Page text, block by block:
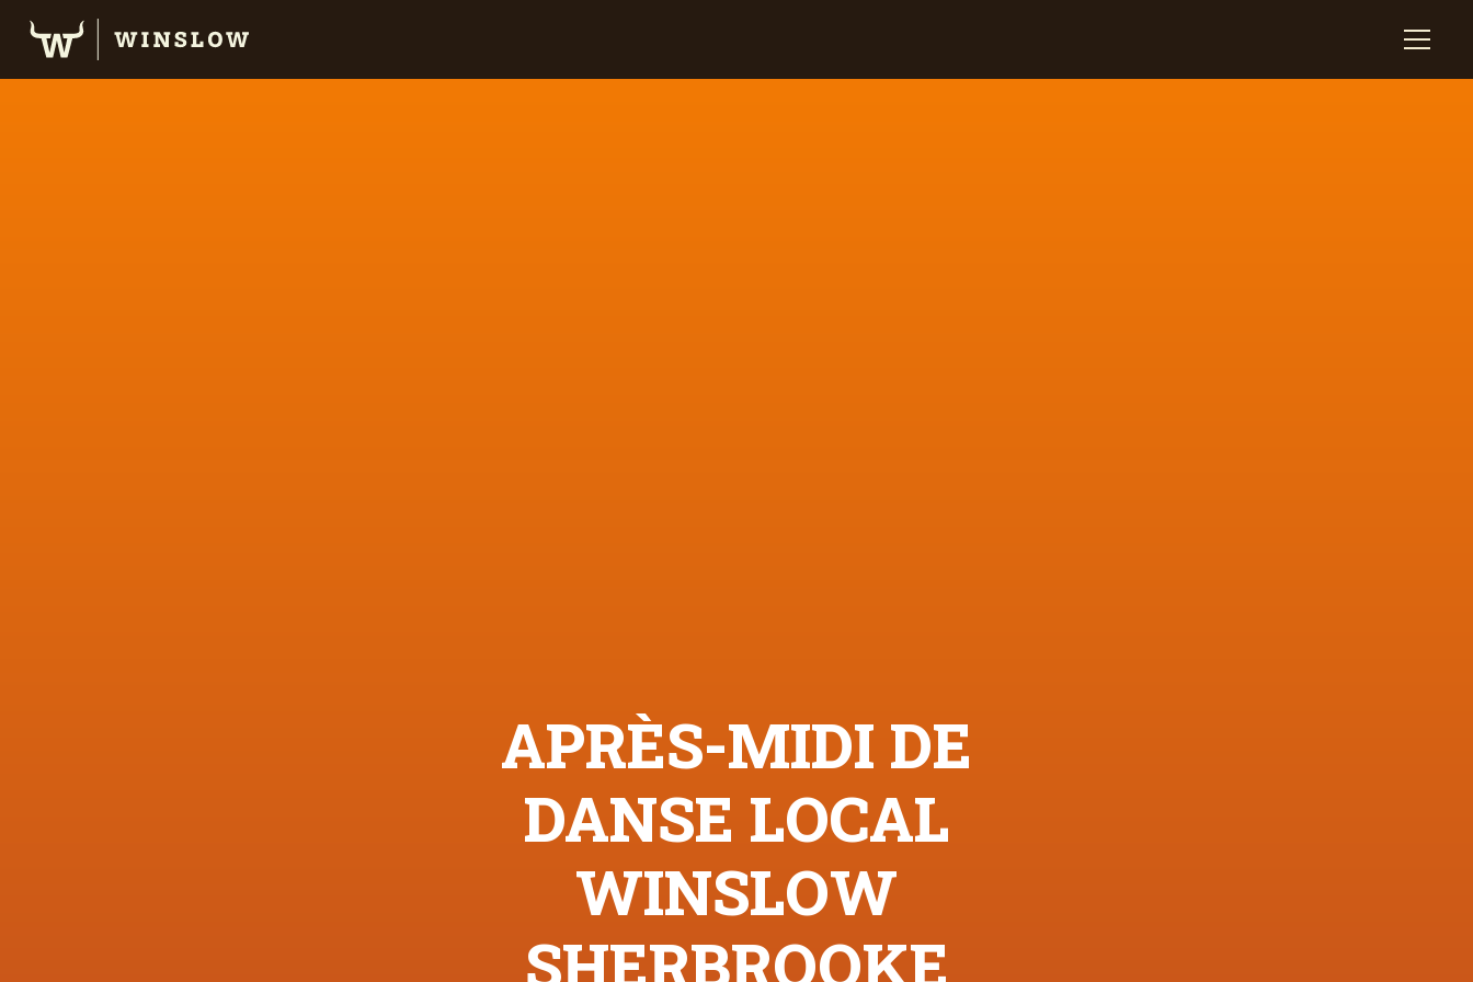
APRÈS-MIDI DE
DANSE LOCAL
WINSLOW
SHERBROOKE